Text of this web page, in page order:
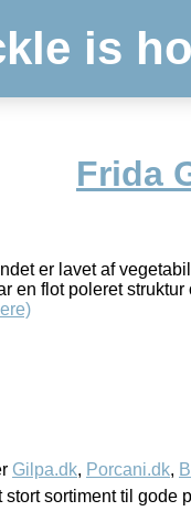
is
Frida
er lavet af
en flot poleret
Gilpa.dk, Porcani.dk,
stort sortiment til gode